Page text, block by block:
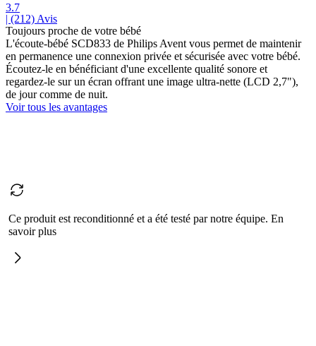
3.7
| (212) Avis
Toujours proche de votre bébé
L'écoute-bébé SCD833 de Philips Avent vous permet de maintenir
en permanence une connexion privée et sécurisée avec votre bébé.
Écoutez-le en bénéficiant d'une excellente qualité sonore et
regardez-le sur un écran offrant une image ultra-nette (LCD 2,7"),
de jour comme de nuit.
Voir tous les avantages
Ce produit est reconditionné et a été testé par notre équipe. En
savoir plus